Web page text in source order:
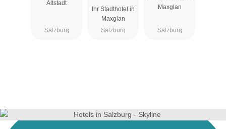
Altstadt
Salzburg
BIO
Ihr Stadthotel in
Maxglan
Salzburg
Maxglan
Salzburg